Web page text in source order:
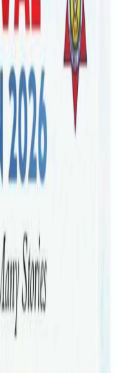
पर्यटकहरूको प्रवेश
अवधि सकिएपछि
कारणले राष्ट्रिय
इरानीलाई
परिवारलाई अपवाद